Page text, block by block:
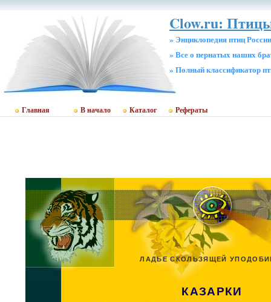
Clow.ru:
» Энциклопедия птиц России
» Все о пернатых наших
» Полный классификатор
Главная В начало Каталог Рефераты
ЛАДЬЕ СКОЛЬЗЯЩЕЙ
КАЗАРКИ